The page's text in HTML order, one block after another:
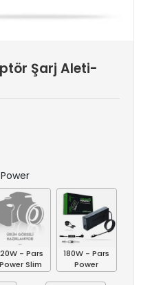
Şarj Aleti-
- Pars
Power Slim
180W - Pars
Power